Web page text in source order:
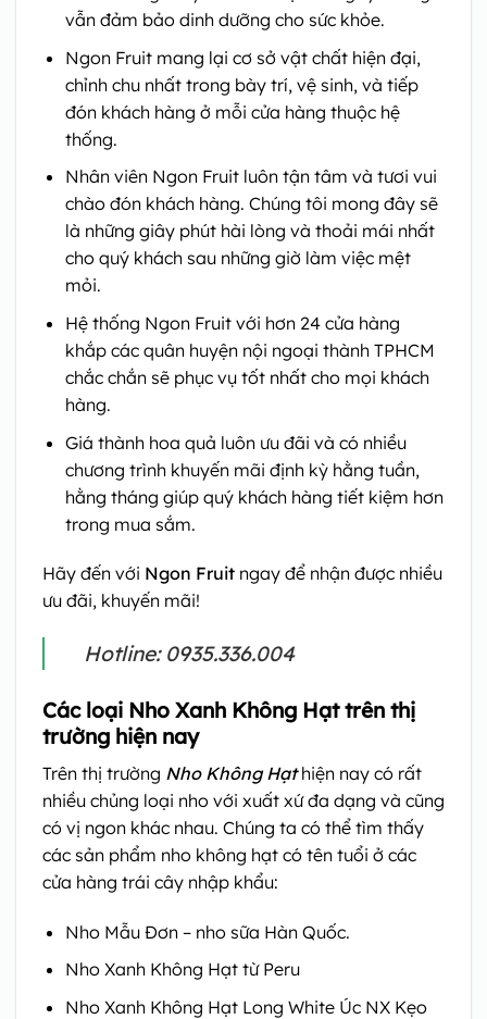
vẫn đảm bảo dinh dưỡng cho sức khỏe.
Ngon Fruit mang lại cơ sở vật chất hiện đại,
chỉnh chu nhất trong bày trí, vệ sinh, và tiếp
đón khách hàng ở mỗi cửa hàng thuộc hệ
thống.
Nhân viên Ngon Fruit luôn tận tâm và tươi vui
chào đón khách hàng. Chúng tôi mong đây sẽ
là những giây phút hài lòng và thoải mái nhất
cho quý khách sau những giờ làm việc mệt
mỏi.
Hệ thống Ngon Fruit với hơn 24 cửa hàng
khắp các quân huyện nội ngoại thành TPHCM
chắc chắn sẽ phục vụ tốt nhất cho mọi khách
hàng.
Giá thành hoa quả luôn ưu đãi và có nhiều
chương trình khuyến mãi định kỳ hằng tuần,
hằng tháng giúp quý khách hàng tiết kiệm hơn
trong mua sắm.
Hãy đến với Ngon Fruit ngay để nhận được nhiều
ưu đãi, khuyến mãi!
Hotline: 0935.336.004
Các loại Nho Xanh Không Hạt trên thị
trường hiện nay
Trên thị trường Nho Không Hạthiện nay có rất
nhiều chủng loại nho với xuất xứ đa dạng và cũng
có vị ngon khác nhau. Chúng ta có thể tìm thấy
các sản phẩm nho không hạt có tên tuổi ở các
cửa hàng trái cây nhập khẩu:
Nho Mẫu Đơn– nho sữa Hàn Quốc.
Nho Xanh Không Hạt từ Peru
Nho Xanh Không Hạt Long White Úc NX Kẹo